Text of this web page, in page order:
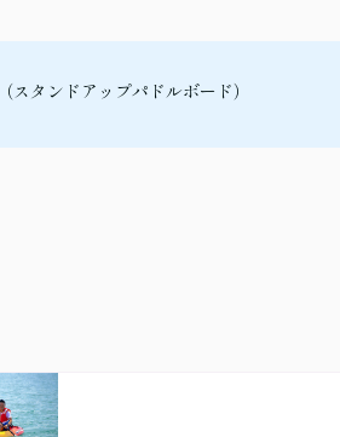
スタンドアップパドルボード）